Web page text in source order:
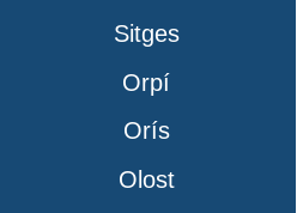
Sitges
Orpí
Orís
Olost